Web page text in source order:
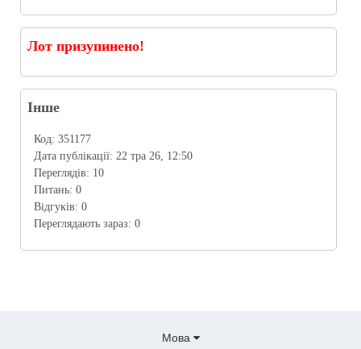
Лот призупинено!
Інше
Код: 351177
Дата публікації: 22 тра 26, 12:50
Переглядів: 10
Питань: 0
Відгуків: 0
Переглядають зараз: 0
Мова